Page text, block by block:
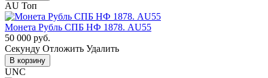
AU Топ
Монета Рубль СПБ НФ 1878. AU55
50 000 руб.
Cекунду Отложить Удалить
В корзину
UNC